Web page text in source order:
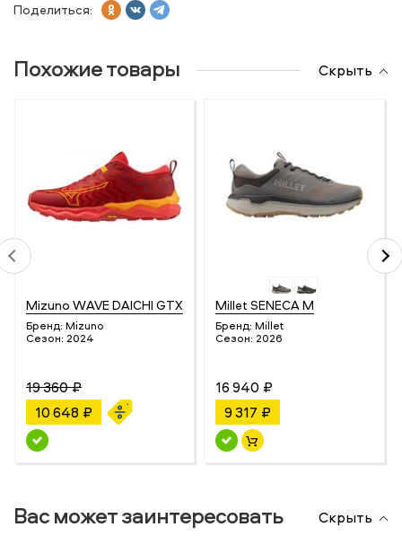
Поделиться:
Похожие товары Скрыть
Mizuno WAVE DAICHI GTX
Бренд: Mizuno
Сезон: 2024
19 360 ₽
10 648 ₽
Millet SENECA M
Бренд: Millet
Сезон: 2026
16 940 ₽
9 317 ₽
Вас может заинтересовать Скрыть